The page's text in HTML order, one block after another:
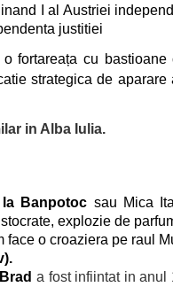
I al Austriei
justitiei
o fortareața cu
strategica de
in Alba Iulia.
Banpotoc sau Mica
explozie de
face o croaziera pe raul
Brada fost infiintat in anul